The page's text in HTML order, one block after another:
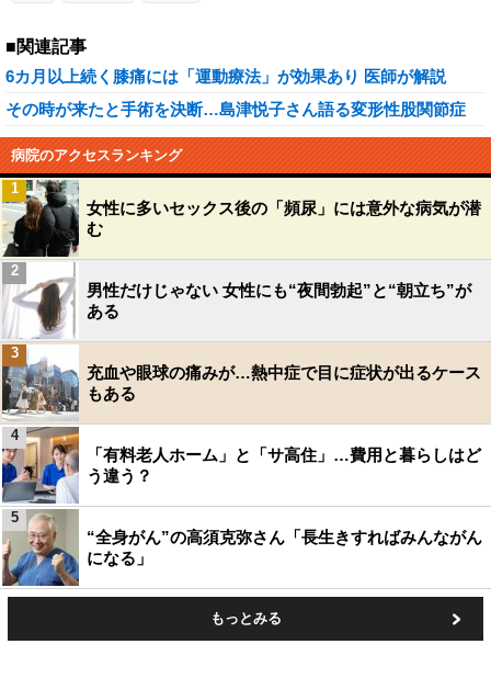
■関連記事
6カ月以上続く膝痛には「運動療法」が効果あり 医師が解説
その時が来たと手術を決断…島津悦子さん語る変形性股関節症
病院のアクセスランキング
女性に多いセックス後の「頻尿」には意外な病気が潜
む
1
男性だけじゃない 女性にも“夜間勃起”と“朝立ち”が
ある
2
充血や眼球の痛みが…熱中症で目に症状が出るケース
もある
3
「有料老人ホーム」と「サ高住」…費用と暮らしはど
う違う？
4
“全身がん”の高須克弥さん「長生きすればみんながん
になる」
5
もっとみる